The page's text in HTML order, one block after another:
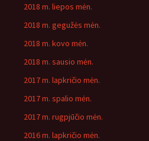
2018 m. liepos mėn.
2018 m. gegužės mėn.
2018 m. kovo mėn.
2018 m. sausio mėn.
2017 m. lapkričio mėn.
2017 m. spalio mėn.
2017 m. rugpjūčio mėn.
2016 m. lapkričio mėn.